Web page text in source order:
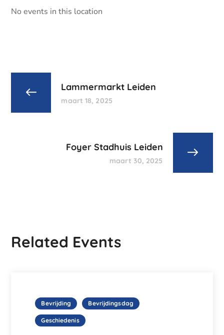
No events in this location
Lammermarkt Leiden
maart 18, 2025
Foyer Stadhuis Leiden
maart 30, 2025
Related Events
Bevrijding Bevrijdingsdag
Geschiedenis